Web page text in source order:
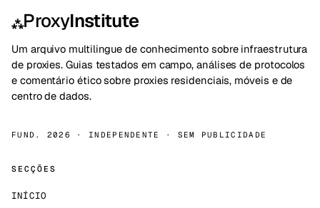
⁂ProxyInstitute
Um arquivo multilingue de conhecimento sobre infraestrutura
de proxies. Guias testados em campo, análises de protocolos
e comentário ético sobre proxies residenciais, móveis e de
centro de dados.
FUND. 2026 · INDEPENDENTE · SEM PUBLICIDADE
SECÇÕES
INÍCIO